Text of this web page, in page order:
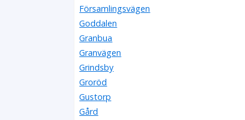
Församlingsvägen
Goddalen
Granbua
Granvägen
Grindsby
Groröd
Gustorp
Gård